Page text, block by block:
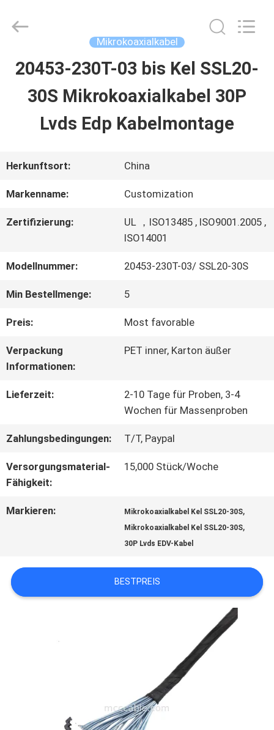
ZU
HAUSE
VIDEOS
UNS
WERKSBESICHTIGUNG
QUALITÄTSKONTROLLE
KONTAKT
RECHTSSACHEN
BITTE
SITEMAP
Technology
Rights
Mikrokoaxialkabel
20453-230T-03 bis Kel SSL20-
30S Mikrokoaxialkabel 30P
Lvds Edp Kabelmontage
Herkunftsort: China
Markenname: Customization
Zertifizierung:
UL ，ISO13485 , ISO9001.2005 ,
ISO14001
Modellnummer: 20453-230T-03/ SSL20-30S
Min Bestellmenge: 5
Preis: Most favorable
Verpackung
Informationen:
PET inner, Karton äußer
Lieferzeit:
2-10 Tage für Proben, 3-4
Wochen für Massenproben
Zahlungsbedingungen: T/T, Paypal
Versorgungsmaterial-
Fähigkeit:
15,000 Stück/Woche
Markieren: Mikrokoaxialkabel Kel SSL20-30S,
Mikrokoaxialkabel Kel SSL20-30S,
30P Lvds EDV-Kabel
BESTPREIS